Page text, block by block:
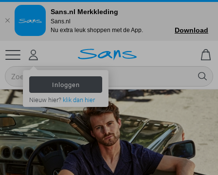
Inloggen
Nieuw hier? klik dan hier
Sans.nl Merkkleding
Sans.nl
Nu extra leuk shoppen met de App.
Download